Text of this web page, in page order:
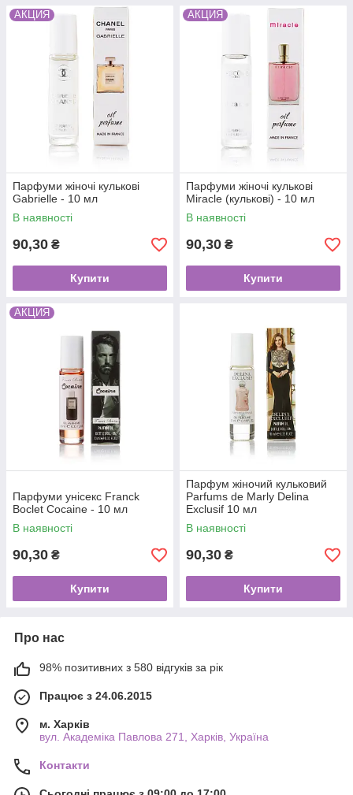
АКЦИЯ
Парфуми жіночі кулькові
Gabrielle - 10 мл
В наявності
90,30 ₴
Купити
АКЦИЯ
Парфуми жіночі кулькові
Miracle (кулькові) - 10 мл
В наявності
90,30 ₴
Купити
АКЦИЯ
Парфуми унісекс Franck
Boclet Cocaine - 10 мл
В наявності
90,30 ₴
Купити
Парфум жіночий кульковий
Parfums de Marly Delina
Exclusif 10 мл
В наявності
90,30 ₴
Купити
Про нас
98% позитивних з 580 відгуків за рік
Працює з 24.06.2015
м. Харків
вул. Академіка Павлова 271, Харків, Україна
Контакти